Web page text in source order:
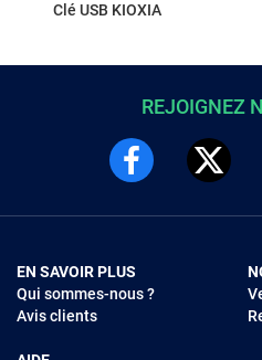
Clé USB KIOXIA
REJOIGNEZ
EN SAVOIR PLUS
Qui sommes-nous ?
Avis clients